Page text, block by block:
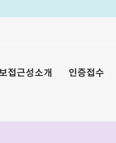
접근성소개 인증접수